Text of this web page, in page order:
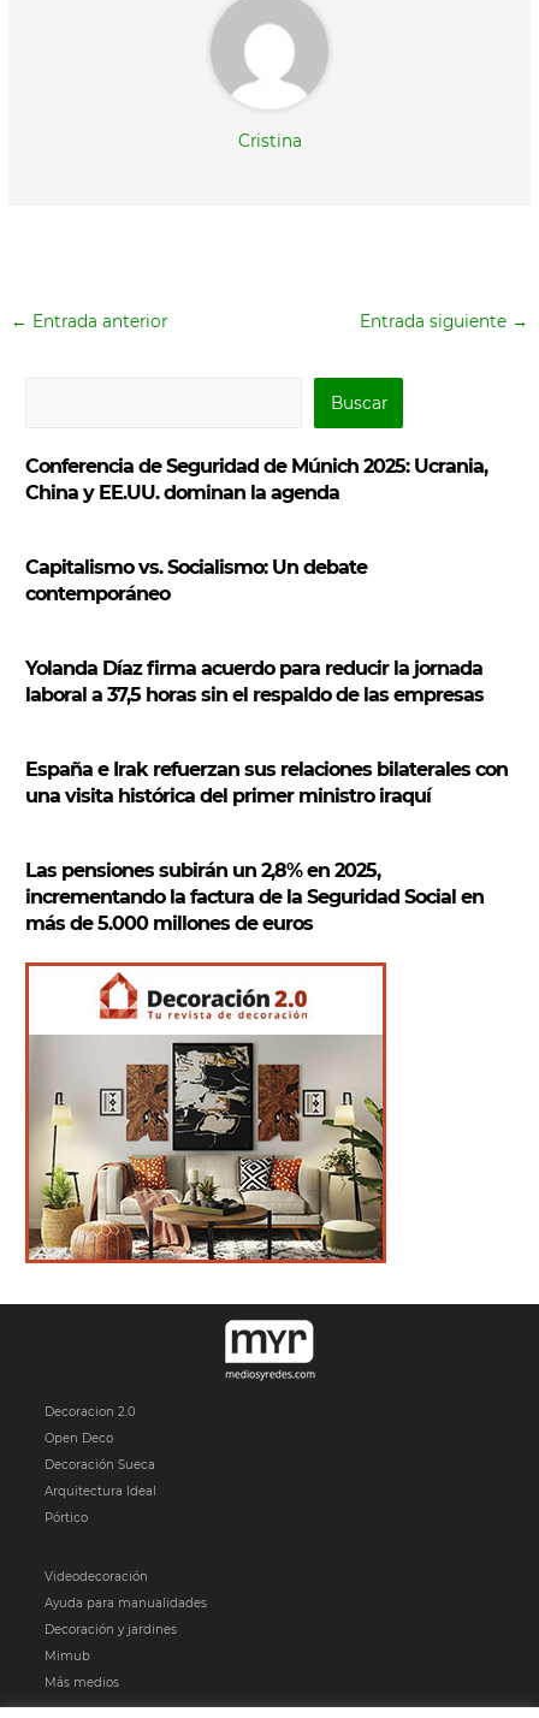
Cristina
← Entrada anterior Entrada siguiente →
s
c
r
Buscar
Conferencia de Seguridad de Múnich 2025: Ucrania,
China y EE.UU. dominan la agenda
Capitalismo vs. Socialismo: Un debate
contemporáneo
Yolanda Díaz firma acuerdo para reducir la jornada
laboral a 37,5 horas sin el respaldo de las empresas
España e Irak refuerzan sus relaciones bilaterales con
una visita histórica del primer ministro iraquí
Las pensiones subirán un 2,8% en 2025,
incrementando la factura de la Seguridad Social en
más de 5.000 millones de euros
Decoracion 2.0
Open Deco
Decoración Sueca
Arquitectura Ideal
Pórtico
Videodecoración
Ayuda para manualidades
Decoración y jardines
Mimub
Más medios